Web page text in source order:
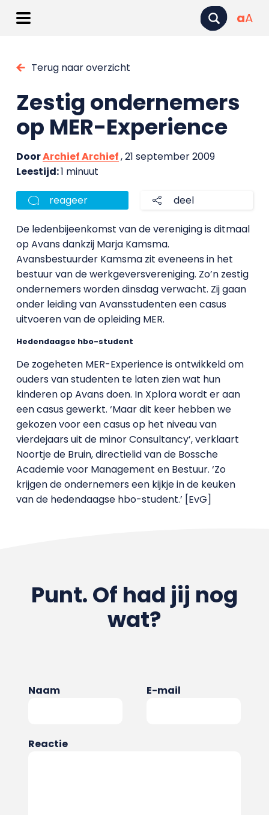
aA
Terug naar overzicht
Zestig ondernemers
op MER-Experience
DoorArchief Archief, 21 september 2009
Leestijd:1 minuut
reageer deel
De ledenbijeenkomst van de vereniging is ditmaal
op Avans dankzij Marja Kamsma.
Avansbestuurder Kamsma zit eveneens in het
bestuur van de werkgeversvereniging. Zo’n zestig
ondernemers worden dinsdag verwacht. Zij gaan
onder leiding van Avansstudenten een casus
uitvoeren van de opleiding MER.
Hedendaagse hbo-student
De zogeheten MER-Experience is ontwikkeld om
ouders van studenten te laten zien wat hun
kinderen op Avans doen. In Xplora wordt er aan
een casus gewerkt. ‘Maar dit keer hebben we
gekozen voor een casus op het niveau van
vierdejaars uit de minor Consultancy’, verklaart
Noortje de Bruin, directielid van de Bossche
Academie voor Management en Bestuur. ‘Zo
krijgen de ondernemers een kijkje in de keuken
van de hedendaagse hbo-student.’ [EvG]
Punt. Of had jij nog
wat?
Naam E-mail
Reactie